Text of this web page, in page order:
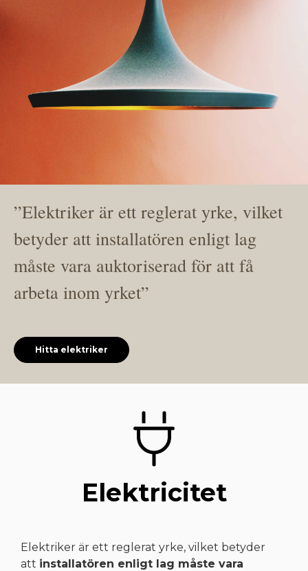
”Elektriker är ett reglerat yrke, vilket
betyder att installatören enligt lag
måste vara auktoriserad för att få
arbeta inom yrket”
Hitta elektriker
Elektricitet
Elektriker är ett reglerat yrke, vilket betyder
att installatören enligt lag måste vara